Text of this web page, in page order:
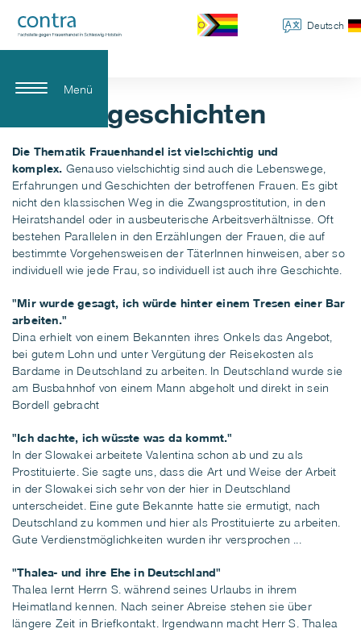
Deutsch
Menü
Lebensgeschichten
Die Thematik Frauenhandel ist vielschichtig und
komplex. Genauso vielschichtig sind auch die Lebenswege,
Erfahrungen und Geschichten der betroffenen Frauen. Es gibt
nicht den klassischen Weg in die Zwangsprostitution, in den
Heiratshandel oder in ausbeuterische Arbeitsverhältnisse. Oft
bestehen Parallelen in den Erzählungen der Frauen, die auf
bestimmte Vorgehensweisen der TäterInnen hinweisen, aber so
individuell wie jede Frau, so individuell ist auch ihre Geschichte.
"Mir wurde gesagt, ich würde hinter einem Tresen einer Bar
arbeiten."
Dina erhielt von einem Bekannten ihres Onkels das Angebot,
bei gutem Lohn und unter Vergütung der Reisekosten als
Bardame in Deutschland zu arbeiten. In Deutschland wurde sie
am Busbahnhof von einem Mann abgeholt und direkt in sein
Bordell gebracht
"Ich dachte, ich wüsste was da kommt."
In der Slowakei arbeitete Valentina schon ab und zu als
Prostituierte. Sie sagte uns, dass die Art und Weise der Arbeit
in der Slowakei sich sehr von der hier in Deutschland
unterscheidet. Eine gute Bekannte hatte sie ermutigt, nach
Deutschland zu kommen und hier als Prostituierte zu arbeiten.
Gute Verdienstmöglichkeiten wurden ihr versprochen ...
"Thalea- und ihre Ehe in Deutschland"
Thalea lernt Herrn S. während seines Urlaubs in ihrem
Heimatland kennen. Nach seiner Abreise stehen sie über
längere Zeit in Briefkontakt. Irgendwann macht Herr S. Thalea